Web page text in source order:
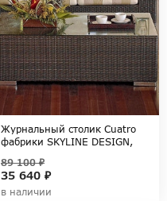
Журнальный столик Cuatro
фабрики SKYLINE DESIGN,
35 640 ₽
89 100 ₽
в наличии